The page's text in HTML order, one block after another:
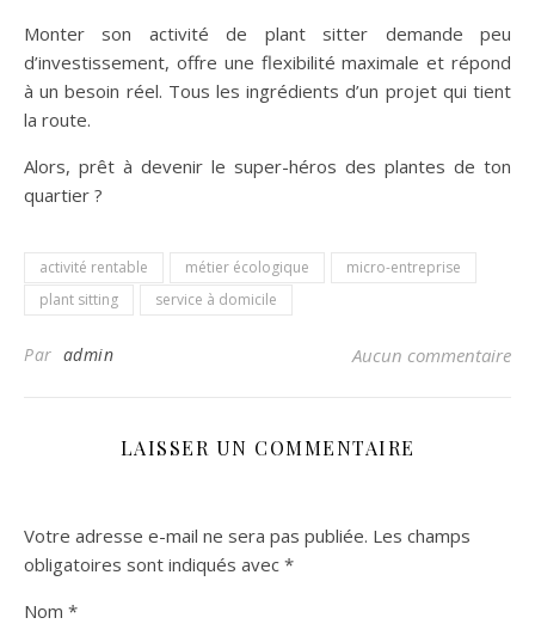
Monter son activité de plant sitter demande peu
d’investissement, offre une flexibilité maximale et répond
à un besoin réel. Tous les ingrédients d’un projet qui tient
la route.
Alors, prêt à devenir le super-héros des plantes de ton
quartier ?
activité rentable métier écologique
micro-entreprise
plant sitting
service à domicile
Par admin Aucun commentaire
LAISSER UN COMMENTAIRE
Votre adresse e-mail ne sera pas publiée. Les champs
obligatoires sont indiqués avec *
Nom *